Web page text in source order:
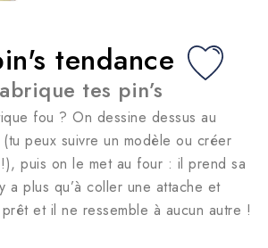
tendance
tes pin’s
fou ? On dessine dessus au
peux suivre un modèle ou créer
puis on le met au four : il prend sa
a plus qu’à coller une attache et
et il ne ressemble à aucun autre !